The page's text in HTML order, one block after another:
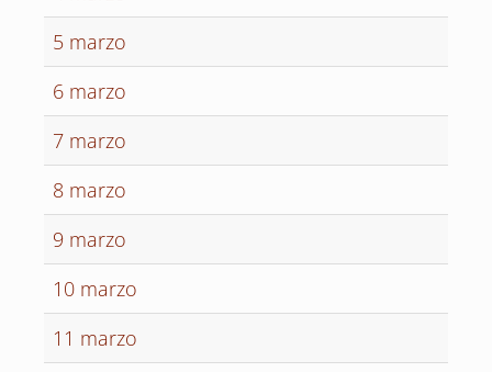
5 marzo
6 marzo
7 marzo
8 marzo
9 marzo
10 marzo
11 marzo